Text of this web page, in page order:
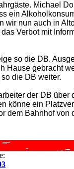
Michael
ein
nun auch in
Verbot mit
so die DB.
Hause gebracht
die DB weiter.
der DB über
könne ein
dem Bahnhof von